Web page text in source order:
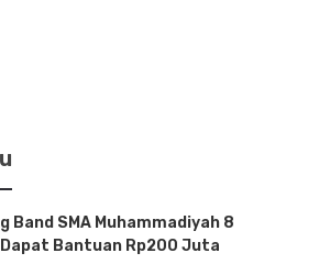
Band SMA Muhammadiyah 8
Dapat Bantuan Rp200 Juta